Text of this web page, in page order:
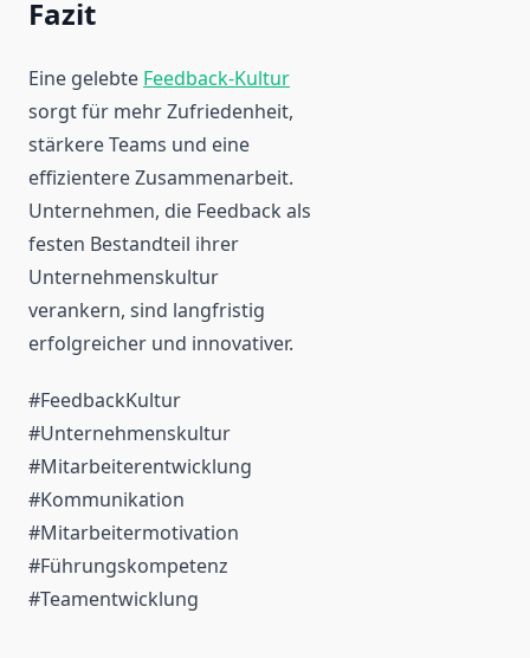
Fazit
Eine gelebte Feedback-Kultur
sorgt für mehr Zufriedenheit,
stärkere Teams und eine
effizientere Zusammenarbeit.
Unternehmen, die Feedback als
festen Bestandteil ihrer
Unternehmenskultur
verankern, sind langfristig
erfolgreicher und innovativer.
#FeedbackKultur
#Unternehmenskultur
#Mitarbeiterentwicklung
#Kommunikation
#Mitarbeitermotivation
#Führungskompetenz
#Teamentwicklung